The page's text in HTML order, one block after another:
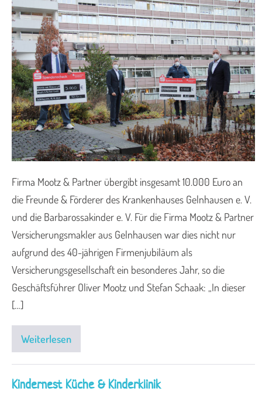
Firma Mootz & Partner übergibt insgesamt 10.000 Euro an
die Freunde & Förderer des Krankenhauses Gelnhausen e. V.
und die Barbarossakinder e. V. Für die Firma Mootz & Partner
Versicherungsmakler aus Gelnhausen war dies nicht nur
aufgrund des 40-jährigen Firmenjubiläum als
Versicherungsgesellschaft ein besonderes Jahr, so die
Geschäftsführer Oliver Mootz und Stefan Schaak: „In dieser
[…]
Weiterlesen
Kindernest Küche & Kinderklinik